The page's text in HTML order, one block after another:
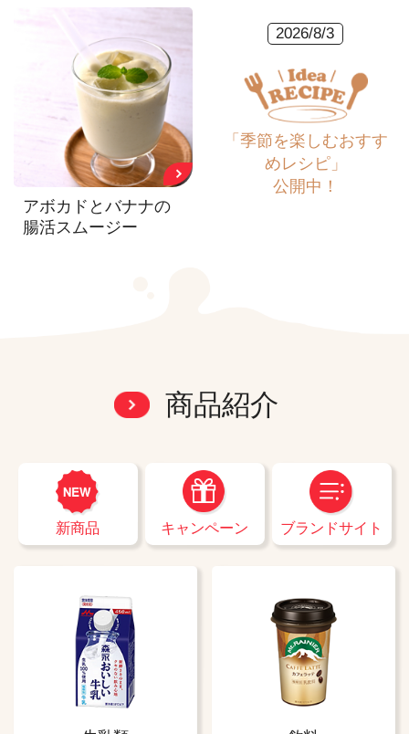
アボカドとバナナの
腸活スムージー
2026/8/3
「季節を楽しむおすす
めレシピ」
公開中！
商品紹介
新商品 キャンペーン ブランドサイト